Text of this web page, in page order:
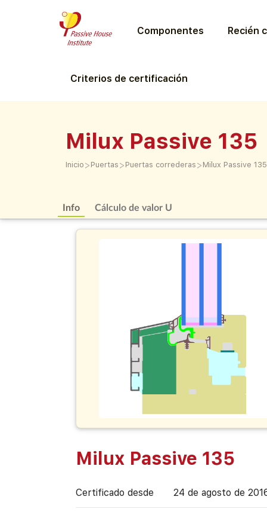
Componentes Recién
Criterios de certificación
Milux Passive 135
Inicio > Puertas > Puertas correderas > Milux Passive 135
Info Cálculo de valor U
Milux Passive 135
Certificado desde 24 de agosto de